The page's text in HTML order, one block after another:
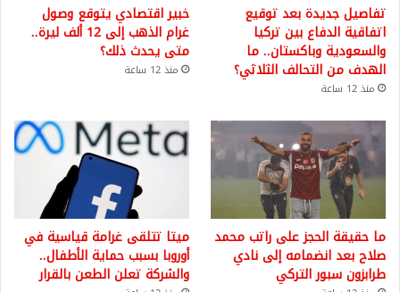
تفاصيل جديدة بعد توقيع
اتفاقية الدفاع بين تركيا
والسعودية وباكستان.. ما
الهدف من التحالف الثلاثي؟
منذ 12 ساعة
خبير اقتصادي يتوقع وصول
غرام الذهب إلى 12 ألف ليرة..
متى يحدث ذلك؟
منذ 12 ساعة
ما حقيقة الحجز على راتب محمد
صلاح بعد انضمامه إلى نادي
طرابزون سبور التركي
ميتا تتلقى غرامة قياسية في
أوروبا بسبب حماية الأطفال..
والشركة تعلن الطعن بالقرار